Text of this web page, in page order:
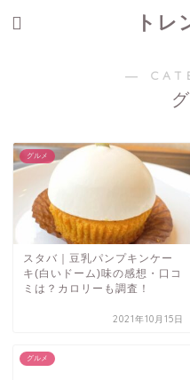
トレ
―
グルメ
スタバ｜豆乳パンプキンケー
キ(白いドーム)味の感想・口コ
ミは？カロリーも調査！
2021年10月15日
グルメ